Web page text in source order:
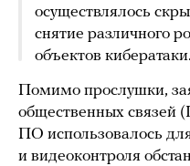
осуществлялось
снятие различного
объектов кибератаки.
Помимо прослушки,
общественных
ПО использовалось для
и видеоконтроля